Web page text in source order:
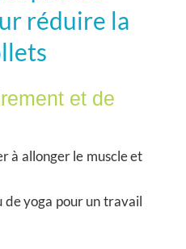
réduire la
et de
à allonger le muscle et
de yoga pour un travail